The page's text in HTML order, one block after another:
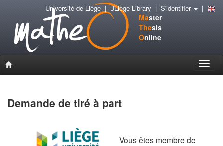
Master
Thesis
Online
Toggle
Université de Liège|ULiège Library | S'identifier |
Demande de tiré à part
Vous êtes membre de